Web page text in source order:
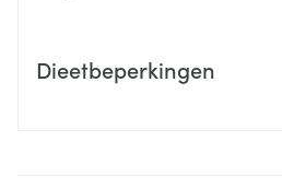
Dieetbeperkingen